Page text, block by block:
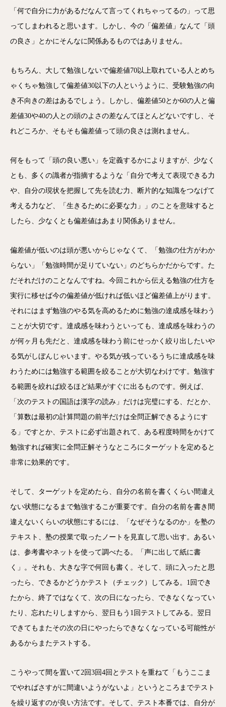
「何で自分に力があるだなんて言ってくれちゃってるの」って思
ってしまわれると思います。しかし、今の「偏差値」なんて「頭
の良さ」とかにそんなに関係あるものではありません。
もちろん、大して勉強しないで偏差値70以上取れている人とめち
ゃくちゃ勉強して偏差値30以下の人というように、受験勉強の向
き不向きの差はあるでしょう。しかし、偏差値50とか60の人と偏
差値30や40の人との頭のよさの差なんてほとんどないですし、そ
れどころか、そもそも偏差値って頭の良さは測れません。
何をもって「頭の良い悪い」を定義するかによりますが、少なく
とも、多くの識者が指摘するような「自分で考えて表現できる力
や、自分の現状を把握して先を読む力、断片的な知識をつなげて
考える力など、「生きるために必要な力」」のことを意味すると
したら、少なくとも偏差値はあまり関係ありません。
偏差値が低いのは頭が悪いからじゃなくて、「勉強の仕方がわか
らない」「勉強時間が足りていない」のどちらかだからです。た
だそれだけのことなんですね。今回これから伝える勉強の仕方を
実行に移せば今の偏差値が低ければ低いほど偏差値上がります。
それにはまず勉強のやる気を高めるために勉強の達成感を味わう
ことが大切です。達成感を味わうといっても、達成感を味わうの
が何ヶ月も先だと、達成感を味わう前にせっかく絞り出したいや
る気がしぼんじゃいます。やる気が残っているうちに達成感を味
わうためには勉強する範囲を絞ることが大切なわけです。勉強す
る範囲を絞れば絞るほど結果がすぐに出るものです。例えば、
「次のテストの国語は漢字の読み」だけは完璧にする、だとか、
「算数は最初の計算問題の前半だけは全問正解できるようにす
る」ですとか、テストに必ず出題されて、ある程度時間をかけて
勉強すれば確実に全問正解そうなところにターゲットを定めると
非常に効果的です。
そして、ターゲットを定めたら、自分の名前を書くくらい間違え
ない状態になるまで勉強するこが重要です。自分の名前を書き間
違えないくらいの状態にするには、「なぜそうなるのか」を塾の
テキスト、塾の授業で取ったノートを見直して思い出す。あるい
は、参考書やネットを使って調べたる。「声に出して紙に書
く」。それも、大きな字で何回も書く。そして、頭に入ったと思
ったら、できるかどうかテスト（チェック）してみる。1回でき
たから、終了ではなくて、次の日になったら、できなくなってい
たり、忘れたりしますから、翌日もう1回テストしてみる。翌日
できてもまたその次の日にやったらできなくなっている可能性が
あるからまたテストする。
こうやって間を置いて2回3回4回とテストを重ねて「もうここま
でやればさすがに間違いようがないよ」というところまでテスト
を繰り返すのが良い方法です。そして、テスト本番では、自分が